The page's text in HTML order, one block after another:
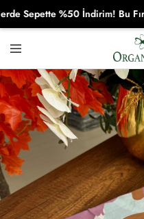
Organikscarf
%50 İndirim! Bu Fırsatı